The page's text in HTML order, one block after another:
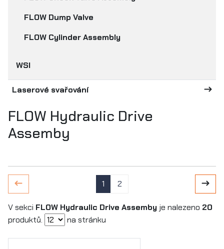
FLOW Dump Valve
FLOW Cylinder Assembly
WSI
Laserové svařování
FLOW Hydraulic Drive
Assemby
1 2
V sekci FLOW Hydraulic Drive Assemby je nalezeno 20
produktů.
na stránku